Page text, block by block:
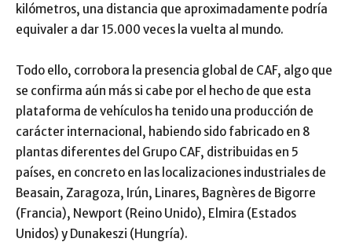
kilómetros, una distancia que aproximadamente podría
equivaler a dar 15.000 veces la vuelta al mundo.
Todo ello, corrobora la presencia global de CAF, algo que
se confirma aún más si cabe por el hecho de que esta
plataforma de vehículos ha tenido una producción de
carácter internacional, habiendo sido fabricado en 8
plantas diferentes del Grupo CAF, distribuidas en 5
países, en concreto en las localizaciones industriales de
Beasain, Zaragoza, Irún, Linares, Bagnères de Bigorre
(Francia), Newport (Reino Unido), Elmira (Estados
Unidos) y Dunakeszi (Hungría).